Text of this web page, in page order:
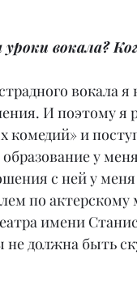
вокала?
вокала
И поэтому я
комедий» и
у
с ней у
по актерскому
имени
не должна быть